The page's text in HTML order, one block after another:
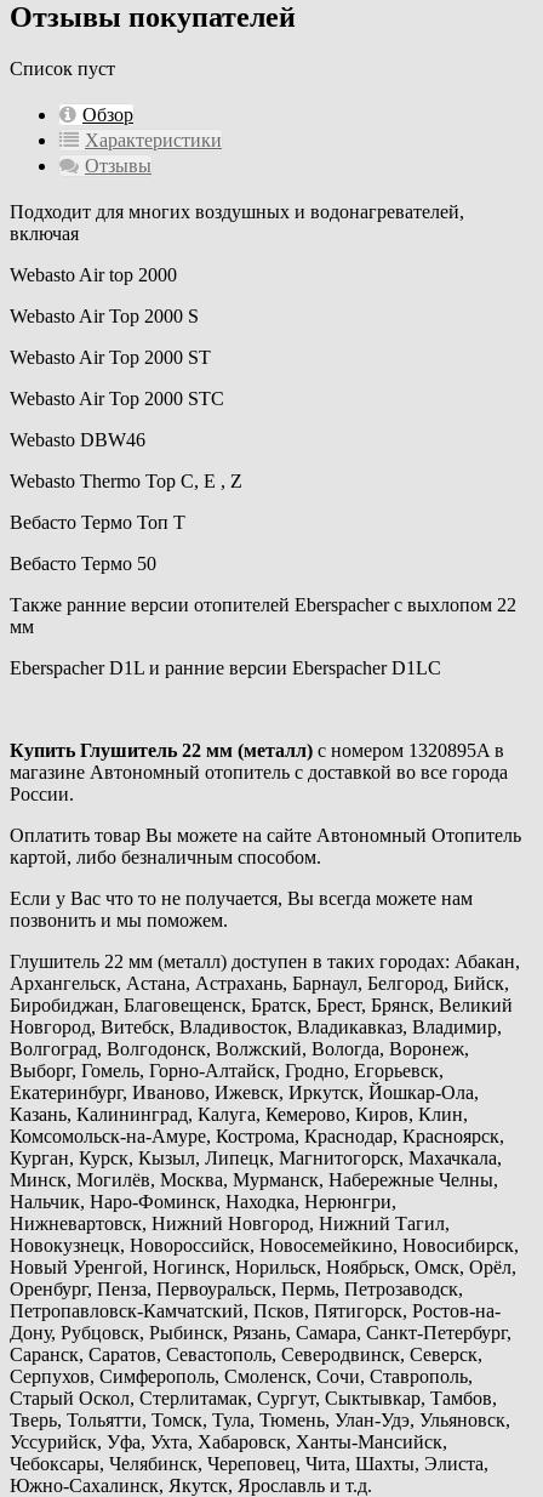
Отзывы покупателей
Список пуст
Обзор
Характеристики
Отзывы
Подходит для многих воздушных и водонагревателей,
включая
Webasto Air top 2000
Webasto Air Top 2000 S
Webasto Air Top 2000 ST
Webasto Air Top 2000 STC
Webasto DBW46
Webasto Thermo Top C, E , Z
Вебасто Термо Топ Т
Вебасто Термо 50
Также ранние версии отопителей Eberspacher с выхлопом 22
мм
Eberspacher D1L и ранние версии Eberspacher D1LC
Купить Глушитель 22 мм (металл) с номером 1320895A в
магазине Автономный отопитель с доставкой во все города
России.
Оплатить товар Вы можете на сайте Автономный Отопитель
картой, либо безналичным способом.
Если у Вас что то не получается, Вы всегда можете нам
позвонить и мы поможем.
Глушитель 22 мм (металл) доступен в таких городах: Абакан,
Архангельск, Астана, Астрахань, Барнаул, Белгород, Бийск,
Биробиджан, Благовещенск, Братск, Брест, Брянск, Великий
Новгород, Витебск, Владивосток, Владикавказ, Владимир,
Волгоград, Волгодонск, Волжский, Вологда, Воронеж,
Выборг, Гомель, Горно-Алтайск, Гродно, Егорьевск,
Екатеринбург, Иваново, Ижевск, Иркутск, Йошкар-Ола,
Казань, Калининград, Калуга, Кемерово, Киров, Клин,
Комсомольск-на-Амуре, Кострома, Краснодар, Красноярск,
Курган, Курск, Кызыл, Липецк, Магнитогорск, Махачкала,
Минск, Могилёв, Москва, Мурманск, Набережные Челны,
Нальчик, Наро-Фоминск, Находка, Нерюнгри,
Нижневартовск, Нижний Новгород, Нижний Тагил,
Новокузнецк, Новороссийск, Новосемейкино, Новосибирск,
Новый Уренгой, Ногинск, Норильск, Ноябрьск, Омск, Орёл,
Оренбург, Пенза, Первоуральск, Пермь, Петрозаводск,
Петропавловск-Камчатский, Псков, Пятигорск, Ростов-на-
Дону, Рубцовск, Рыбинск, Рязань, Самара, Санкт-Петербург,
Саранск, Саратов, Севастополь, Северодвинск, Северск,
Серпухов, Симферополь, Смоленск, Сочи, Ставрополь,
Старый Оскол, Стерлитамак, Сургут, Сыктывкар, Тамбов,
Тверь, Тольятти, Томск, Тула, Тюмень, Улан-Удэ, Ульяновск,
Уссурийск, Уфа, Ухта, Хабаровск, Ханты-Мансийск,
Чебоксары, Челябинск, Череповец, Чита, Шахты, Элиста,
Южно-Сахалинск, Якутск, Ярославль и т.д.